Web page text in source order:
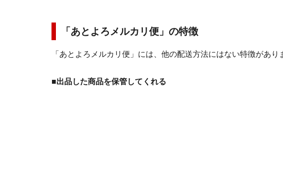
「あとよろメルカリ便」の特徴
「あとよろメルカリ便」には、他の配送方法にはない特徴があり
■出品した商品を保管してくれる